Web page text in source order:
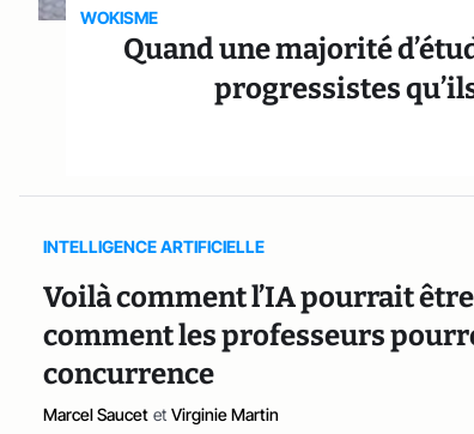
WOKISME
Quand une majorité
progressistes
INTELLIGENCE ARTIFICIELLE
Voilà comment l’IA pourrait
comment les professeurs
concurrence
Marcel Saucet et Virginie Martin